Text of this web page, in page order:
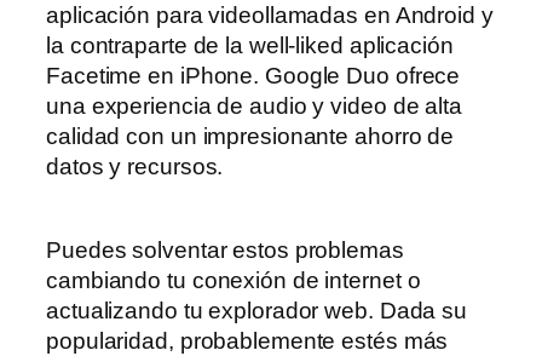
aplicación para videollamadas en Android y
la contraparte de la well-liked aplicación
Facetime en iPhone. Google Duo ofrece
una experiencia de audio y video de alta
calidad con un impresionante ahorro de
datos y recursos.
Puedes solventar estos problemas
cambiando tu conexión de internet o
actualizando tu explorador web. Dada su
popularidad, probablemente estés más